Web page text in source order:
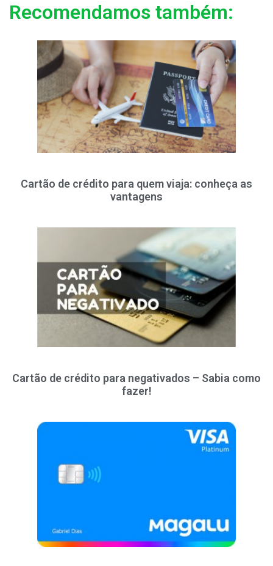
Recomendamos também:
Cartão de crédito para quem viaja: conheça as
vantagens
Cartão de crédito para negativados – Sabia como
fazer!